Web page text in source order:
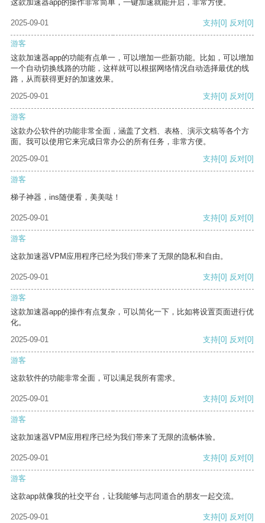
这款加速器app的操作非常简单，一键加速就能开启，非常方便。
2025-09-01 支持[0] 反对[0]
游客
这款加速器app的功能有点单一，可以增加一些新功能。比如，可以增加
一个自动切换线路的功能，这样就可以根据网络情况自动选择最优的线
路，从而获得更好的加速效果。
2025-09-01
支持[0] 反对[0]
游客
这款办公软件的功能非常全面，涵盖了文档、表格、演示文稿等各个方
面。我可以使用它来完成日常办公的所有任务，非常方便。
2025-09-01
支持[0] 反对[0]
游客
梯子神器，ins随便看，美美哒！
2025-09-01 支持[0] 反对[0]
游客
这款加速器VPM应用程序已经为我们带来了无限的隐私和自由。
2025-09-01 支持[0] 反对[0]
游客
这款加速器app的操作有点复杂，可以简化一下，比如将设置页面进行优
化。
2025-09-01
支持[0] 反对[0]
游客
这款软件的功能非常全面，可以满足我所有需求。
2025-09-01 支持[0] 反对[0]
游客
这款加速器VPM应用程序已经为我们带来了无限的流畅体验。
2025-09-01 支持[0] 反对[0]
游客
这款app就像我的社交平台，让我能够与志同道合的朋友一起交流。
2025-09-01 支持[0] 反对[0]